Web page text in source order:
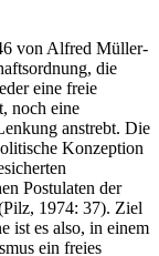
von Alfred Müller-
die
eine freie
noch eine
anstrebt. Die
Konzeption
Postulaten der
1974: 37). Ziel
ist es also, in einem
ein freies